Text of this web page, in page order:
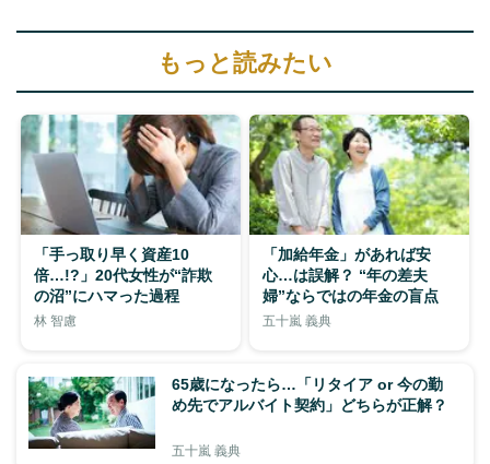
もっと読みたい
「手っ取り早く資産10
倍…!?」20代女性が“詐欺
の沼”にハマった過程
林 智慮
「加給年金」があれば安
心…は誤解？ “年の差夫
婦”ならではの年金の盲点
五十嵐 義典
65歳になったら…「リタイア or 今の勤
め先でアルバイト契約」どちらが正解？
五十嵐 義典